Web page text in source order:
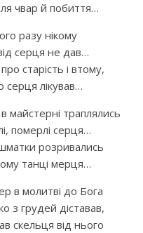
чвар й побиття…
разу нікому
серця не дав…
старість і втому,
лікував…
майстерні траплялись
померлі серця…
розривались
танці мерця…
в молитві до Бога
з грудей діставав,
скельця від нього